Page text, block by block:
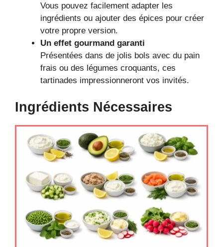
Vous pouvez facilement adapter les
ingrédients ou ajouter des épices pour créer
votre propre version.
Un effet gourmand garanti
Présentées dans de jolis bols avec du pain
frais ou des légumes croquants, ces
tartinades impressionneront vos invités.
Ingrédients Nécessaires